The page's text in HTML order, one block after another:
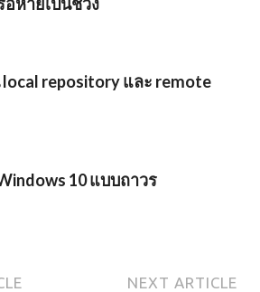
repository และ remote
10 แบบถาวร
NEXT ARTICLE